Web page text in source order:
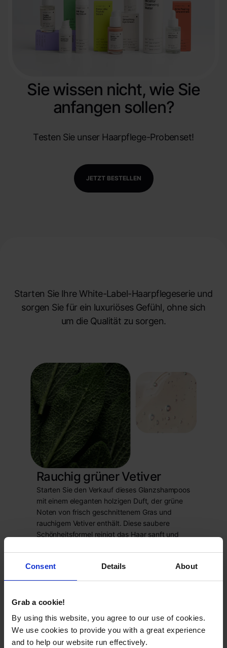
Consent Details About
Grab a cookie!
By using this website, you agree to our use of cookies.
We use cookies to provide you with a great experience
and to help our website run effectively.
Sie wissen nicht, wie Sie
anfangen sollen?
Testen Sie unser Haarpflege-Probenset!
JETZT BESTELLEN
Starten Sie Ihre White-Label-Haarpflegeserie und
sorgen Sie für ein luxuriöses Gefühl, ohne sich
um die Qualität zu sorgen.
Rauchig grüner Vetiver
Starten Sie den Verkauf dieses Glanzshampoos
mit einem eleganten holzigen Duft, der grüne
Noten von frisch geschnittenem Gras und
rauchigem Vetiver enthält. Diese saubere
Schönheitsformel reinigt das Haar sanft und